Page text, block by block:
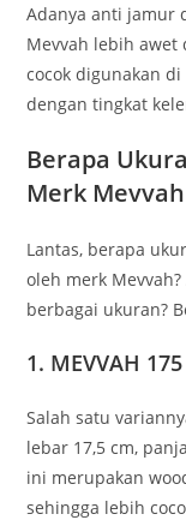
Adanya anti jamur
Mevvah lebih awet
cocok digunakan
dengan tingkat
Berapa
Merk Mevvah
Lantas, berapa
oleh merk
berbagai ukuran?
1. MEVVAH 175
Salah satu
lebar 17,5 cm,
ini merupakan
sehingga lebih